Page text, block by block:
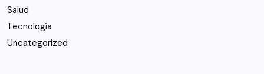
Salud
Tecnología
Uncategorized